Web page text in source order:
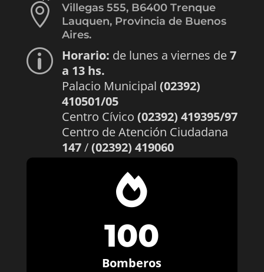

Villegas 555, B6400 Trenque
Lauquen, Provincia de Buenos
Aires.
p Horario: de lunes a viernes de7
a 13 hs.
Palacio Municipal (02392)
410501/05
Centro Cívico (02392) 419395/97
Centro de Atención Ciudadana
147/(02392) 419060

100
Bomberos